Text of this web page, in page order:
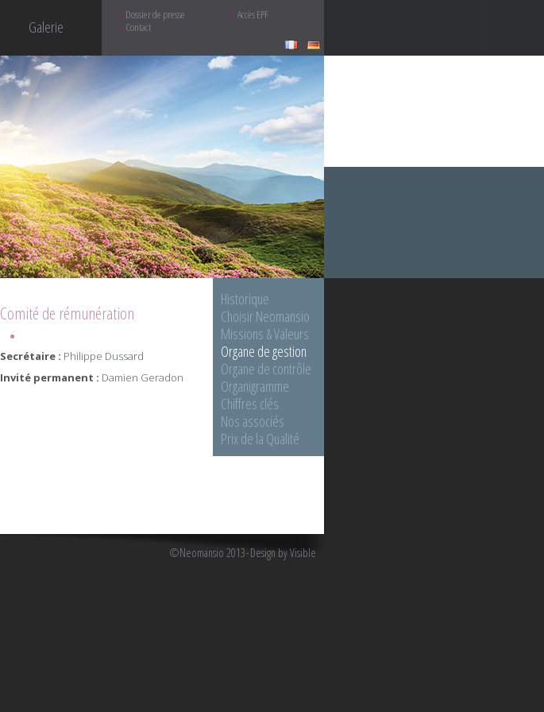
Galerie
Dossier de presse
Accès EPF
Contact
Comité de rémunération
Secrétaire : Philippe Dussard
Invité permanent : Damien Geradon
Historique
Choisir Neomansio
Missions & Valeurs
Organe de gestion
Organe de contrôle
Organigramme
Chiffres clés
Nos associés
Prix de la Qualité
©Neomansio 2013 Design by Visible